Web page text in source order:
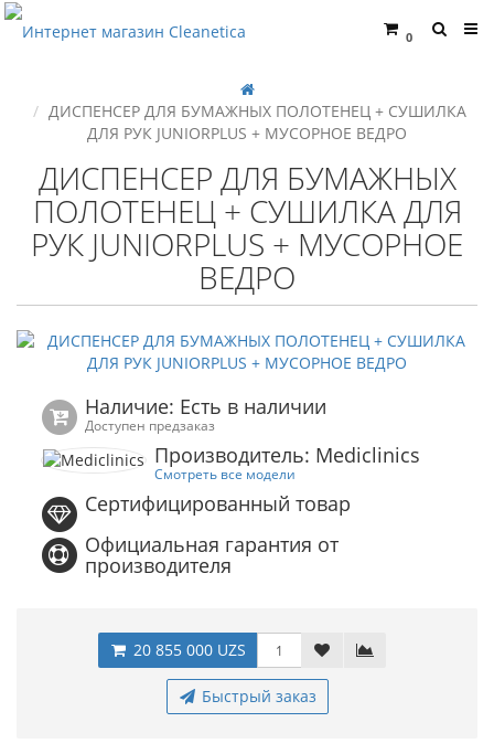
0
ДИСПЕНСЕР ДЛЯ БУМАЖНЫХ ПОЛОТЕНЕЦ + СУШИЛКА
ДЛЯ РУК JUNIORPLUS + МУСОРНОЕ ВЕДРО
ДИСПЕНСЕР ДЛЯ БУМАЖНЫХ
ПОЛОТЕНЕЦ + СУШИЛКА ДЛЯ
РУК JUNIORPLUS + МУСОРНОЕ
ВЕДРО
Наличие: Есть в наличии
Доступен предзаказ
Производитель: Mediclinics
Смотреть все модели
Сертифицированный товар
Официальная гарантия от
производителя
20 855 000 UZS
Быстрый заказ